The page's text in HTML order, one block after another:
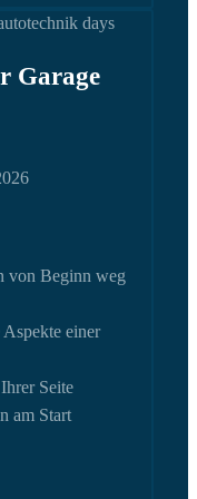
Garage
von Beginn weg
einer
Seite
am Start